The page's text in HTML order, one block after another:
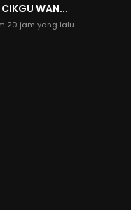
CIKGU WAN...
20 jam yang lalu